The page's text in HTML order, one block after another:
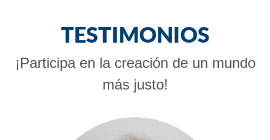
TESTIMONIOS
¡Participa en la creación de un mundo
más justo!